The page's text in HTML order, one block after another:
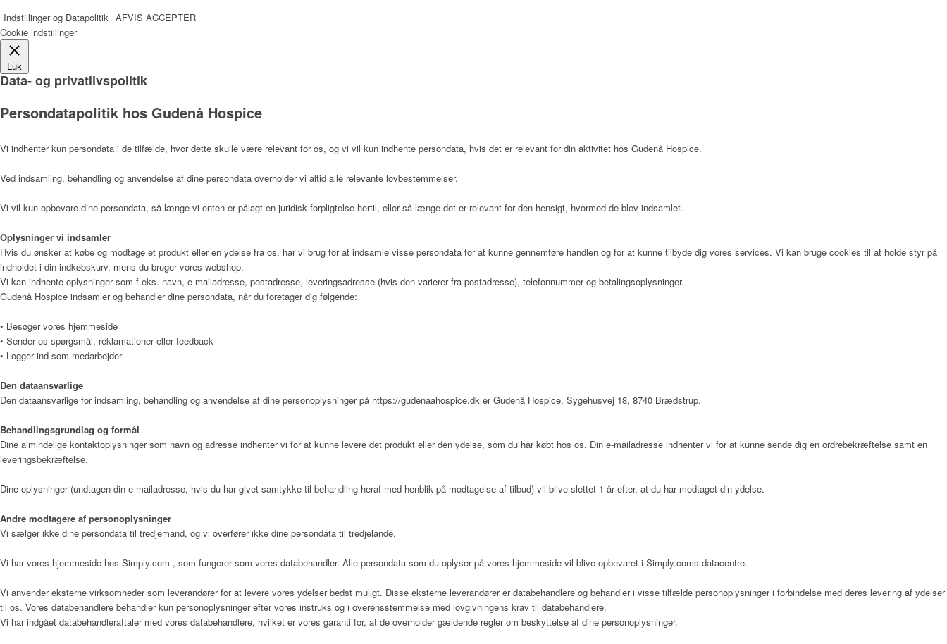
Musikterapeut
Køkken og rengøring
Pedel
Sekretær
Værdier
Hospicefilosofi og palliation
Indstillinger og Datapolitik AFVIS ACCEPTER
Cookie indstillinger
Luk
Data- og privatlivspolitik
Persondatapolitik hos Gudenå Hospice
Vi indhenter kun persondata i de tilfælde, hvor dette skulle være relevant for os, og vi vil kun indhente persondata, hvis det er relevant for din aktivitet hos Gudenå Hospice.
Ved indsamling, behandling og anvendelse af dine persondata overholder vi altid alle relevante lovbestemmelser.
Vi vil kun opbevare dine persondata, så længe vi enten er pålagt en juridisk forpligtelse hertil, eller så længe det er relevant for den hensigt, hvormed de blev indsamlet.
Oplysninger vi indsamler
Hvis du ønsker at købe og modtage et produkt eller en ydelse fra os, har vi brug for at indsamle visse persondata for at kunne gennemføre handlen og for at kunne tilbyde dig vores services. Vi kan bruge cookies til at holde styr på
indholdet i din indkøbskurv, mens du bruger vores webshop.
Vi kan indhente oplysninger som f.eks. navn, e-mailadresse, postadresse, leveringsadresse (hvis den varierer fra postadresse), telefonnummer og betalingsoplysninger.
Gudenå Hospice indsamler og behandler dine persondata, når du foretager dig følgende:
• Besøger vores hjemmeside
• Sender os spørgsmål, reklamationer eller feedback
• Logger ind som medarbejder
Den dataansvarlige
Den dataansvarlige for indsamling, behandling og anvendelse af dine personoplysninger på https://gudenaahospice.dk erGudenå Hospice, Sygehusvej 18, 8740 Brædstrup.
Behandlingsgrundlag og formål
Dine almindelige kontaktoplysninger som navn og adresse indhenter vi for at kunne levere det produkt eller den ydelse, som du har købt hos os. Din e-mailadresse indhenter vi for at kunne sende dig en ordrebekræftelse samt en
leveringsbekræftelse.
Dine oplysninger (undtagen din e-mailadresse, hvis du har givet samtykke til behandling heraf med henblik på modtagelse af tilbud) vil blive slettet 1 år efter, at du har modtaget din ydelse.
Andre modtagere af personoplysninger
Vi sælger ikke dine persondata til tredjemand, og vi overfører ikke dine persondata til tredjelande.
Vi har vores hjemmeside hos Simply.com , som fungerer som vores databehandler. Alle persondata som du oplyser på vores hjemmeside vil blive opbevaret i Simply.coms datacentre.
Vi anvender eksterne virksomheder som leverandører for at levere vores ydelser bedst muligt. Disse eksterne leverandører er databehandlere og behandler i visse tilfælde personoplysninger i forbindelse med deres levering af ydelser
til os. Vores databehandlere behandler kun personoplysninger efter vores instruks og i overensstemmelse med lovgivningens krav til databehandlere.
Vi har indgået databehandleraftaler med vores databehandlere, hvilket er vores garanti for, at de overholder gældende regler om beskyttelse af dine personoplysninger.